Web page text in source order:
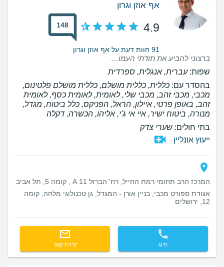
אף אוזן וגרון
4.9
148
91 חוות דעת על אף אוזן וגרון
ברצוני להביע את תודתי העמוקה לד״ר אורי פלג על הניתוח שביצע בבני (הקטנת שקדים והסרת אדנואידים). כבר מהמפגש הראשון הרגשתי את המקצועיות הרבה שלו, מה שגרם לי להרגיש מיד שאני בידיים טובות. הוא היה אדיב, סבלני וזמין לאורך כל התהליך – לפני, במהלך ואחרי הניתוח. הניתוח עבר בהצלחה רבה, וההחלמה הייתה מפתיעה בקלות שלה, ללא כאבים חזקים. אני מאוד שמחה על ההחלטה שעשיתי. אני ממליצה בחום על ד״ר פלג לכל מי שמחפש רופא מקצועי, אנושי וברמה גבוהה.
שפות:עברית, אנגלית, ספרדית
בהסדר עם: כללית, כללית מושלם, כללית מושלם פלטינום,
מכבי, מכבי זהב, מכבי שלי, לאומית, לאומית כסף, לאומית
זהב, באופן פרטי, איילון, הראל, הפניקס, כלל ביטוח, מגדל,
מנורה, ביטוח ישיר, איי אי ג'י, אליהו, הכשרה, דקלה
בתי חולים: שערי צדק
ייעוץ אונליין
המרכז הרב תחומי רמת החייל, רח' הברזל 11 A , קומה 5, תל אביב
אגודת ספורט מכבי, בניין אורן - המגדל, גן טכנולוגי מלחה, קומה
12, ירושלים
חיוג יצירת קשר